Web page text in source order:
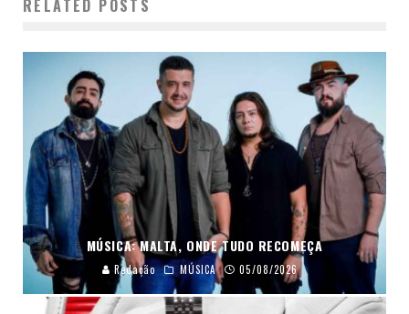
RELATED POSTS
MÚSICA: MALTA, ONDE TUDO RECOMEÇA
Redação MÚSICA 05/08/2026